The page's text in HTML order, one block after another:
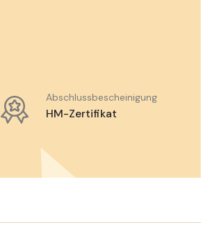
Abschlussbescheinigung
HM-Zertifikat